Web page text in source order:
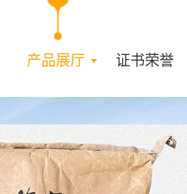
产品展厅 证书荣誉